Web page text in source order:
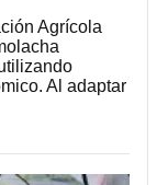
Agrícola
Al adaptar